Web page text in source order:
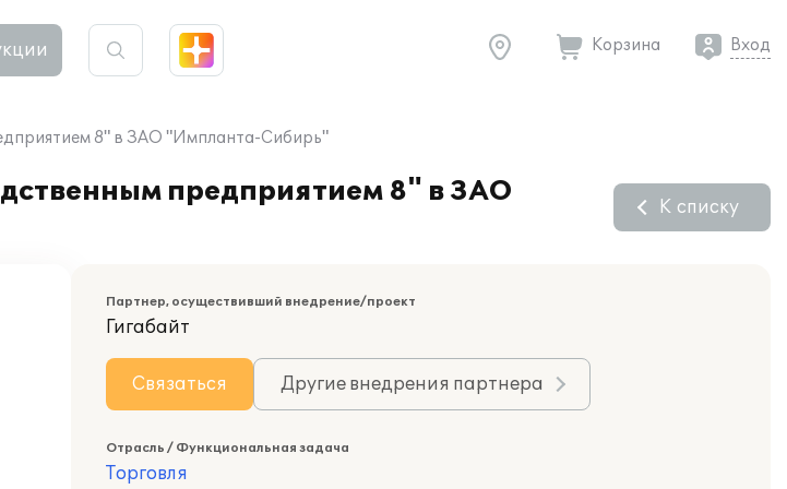
Корзина Вход
8" в ЗАО "Импланта-Сибирь"
предприятием 8" в ЗАО
К списку
Партнер, осуществивший внедрение/проект
Гигабайт
Связаться Другие внедрения партнера
Отрасль / Функциональная задача
Торговля